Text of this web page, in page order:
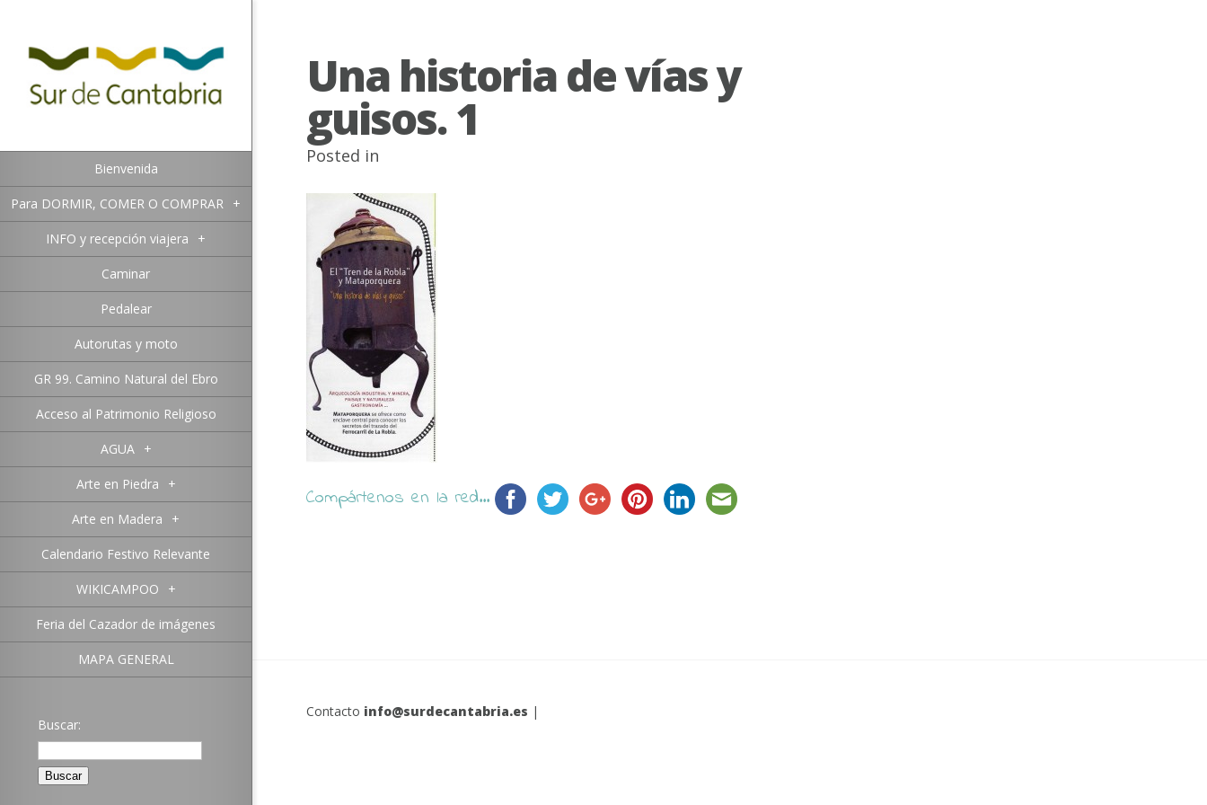
Bienvenida
Para DORMIR, COMER O COMPRAR +
INFO y recepción viajera +
Caminar
Pedalear
Autorutas y moto
GR 99. Camino Natural del Ebro
Acceso al Patrimonio Religioso
AGUA +
Arte en Piedra +
Arte en Madera +
Calendario Festivo Relevante
WIKICAMPOO +
Feria del Cazador de imágenes
MAPA GENERAL
Buscar:
Una historia de vías y
guisos. 1
Posted in
Compártenos en la red...
Contacto info@surdecantabria.es |